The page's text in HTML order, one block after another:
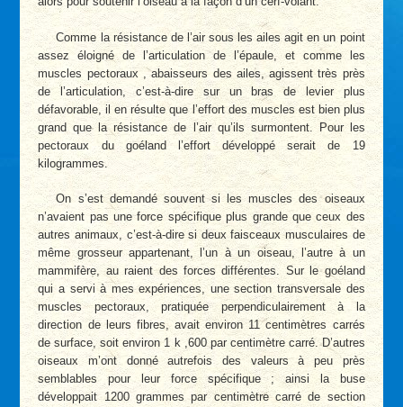
Comme la résistance de l’air sous les ailes agit en un point
assez éloigné de l’articulation de l’épaule, et comme les
muscles pectoraux , abaisseurs des ailes, agissent très près
de l’articulation, c’est-à-dire sur un bras de levier plus
défavorable, il en résulte que l’effort des muscles est bien plus
grand que la résistance de l’air qu’ils surmontent. Pour les
pectoraux du goéland l’effort développé serait de 19
kilogrammes.
On s’est demandé souvent si les muscles des oiseaux
n’avaient pas une force spécifique plus grande que ceux des
autres animaux, c’est-à-dire si deux faisceaux musculaires de
même grosseur appartenant, l’un à un oiseau, l’autre à un
mammifère, au raient des forces différentes. Sur le goéland
qui a servi à mes expériences, une section transversale des
muscles pectoraux, pratiquée perpendiculairement à la
direction de leurs fibres, avait environ 11 centimètres carrés
de surface, soit environ 1 k ,600 par centimètre carré. D’autres
oiseaux m’ont donné autrefois des valeurs à peu près
semblables pour leur force spécifique ; ainsi la buse
développait 1200 grammes par centimètre carré de section